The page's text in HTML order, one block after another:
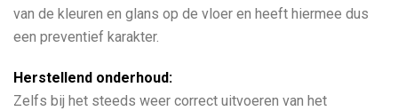
van de kleuren en glans op de vloer en heeft hiermee dus
een preventief karakter.
Herstellend onderhoud:
Zelfs bij het steeds weer correct uitvoeren van het